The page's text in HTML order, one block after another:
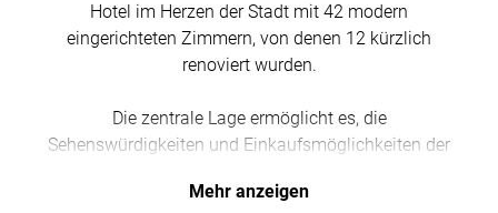
Mehr anzeigen
Hotel im Herzen der Stadt mit 42 modern
eingerichteten Zimmern, von denen 12 kürzlich
renoviert wurden.
Die zentrale Lage ermöglicht es, die
Sehenswürdigkeiten und Einkaufsmöglichkeiten der